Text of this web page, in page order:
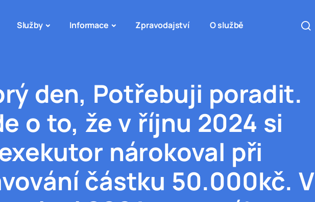
Služby Informace Zpravodajství O službě
den, Potřebuji poradit.
o to, že v říjnu 2024 si
nárokoval při
částku 50.000kč. V